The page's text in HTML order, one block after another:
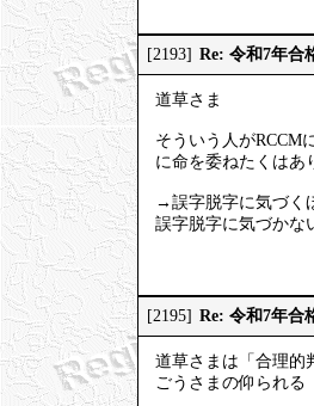
[2193] Re: 令和7年合
道草さま
そういう人がRCCM
に命を委ねたくはあ
→誤字脱字に気づく
誤字脱字に気づかな
[2195] Re: 令和7年合
道草さまは「合理的
ごうさまの仰られる